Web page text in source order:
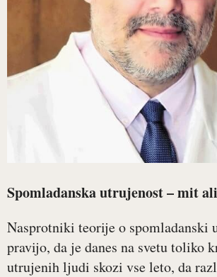
Spomladanska utrujenost – mit
Nasprotniki teorije o spomladanski
pravijo, da je danes na svetu toliko
utrujenih ljudi skozi vse leto, da